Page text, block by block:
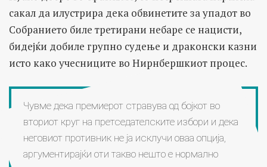
сакал да илустрира дека обвинетите за упадот во
Собранието биле третирани небаре се нацисти,
бидејќи добиле групно судење и драконски казни
исто како учесниците во Нирнбершкиот процес.
Чувме дека премиерот стравува од бојкот во
вториот круг на претседателските избори и дека
неговиот противник не ја исклучи оваа опција,
аргументирајќи оти такво нешто е нормално